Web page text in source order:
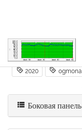
Вы посетили
2020
Боковая панель